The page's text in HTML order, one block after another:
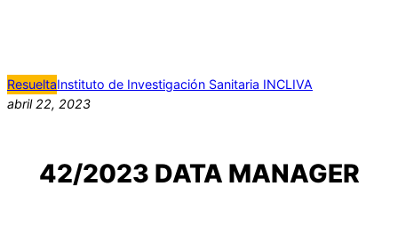
ResueltaInstituto de Investigación Sanitaria INCLIVA
abril 22, 2023
42/2023 DATA MANAGER